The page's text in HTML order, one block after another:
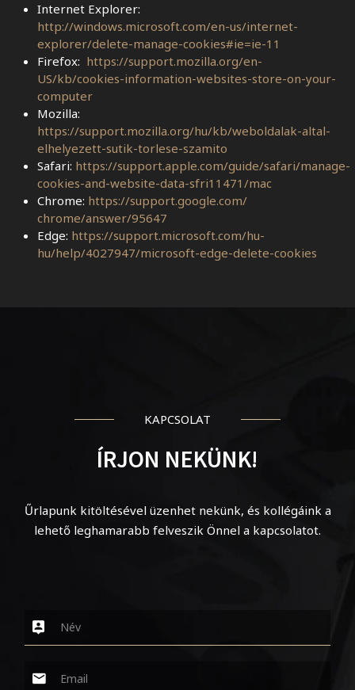
Internet Explorer:
http://windows.microsoft.com/en-us/internet-
explorer/delete-manage-cookies#ie=ie-11
Firefox: https://support.mozilla.org/en-
US/kb/cookies-information-websites-store-on-your-
computer
Mozilla:
https://support.mozilla.org/hu/kb/weboldalak-altal-
elhelyezett-sutik-torlese-szamito
Safari: https://support.apple.com/guide/safari/manage-
cookies-and-website-data-sfri11471/mac
Chrome: https://support.google.com/
chrome/answer/95647
Edge: https://support.microsoft.com/hu-
hu/help/4027947/microsoft-edge-delete-cookies
KAPCSOLAT
ÍRJON NEKÜNK!
Űrlapunk kitöltésével üzenhet nekünk, és kollégáink a
lehető leghamarabb felveszik Önnel a kapcsolatot.